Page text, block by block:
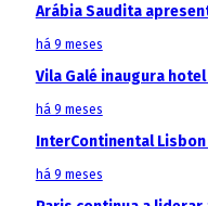
Arábia Saudita
há 9 meses
Vila Galé inaugura
há 9 meses
InterContinental
há 9 meses